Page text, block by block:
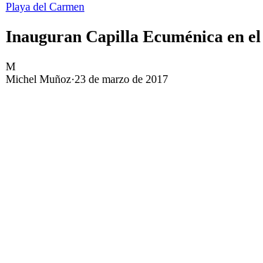
Playa del Carmen
Inauguran Capilla Ecuménica en
M
Michel Muñoz·23 de marzo de 2017